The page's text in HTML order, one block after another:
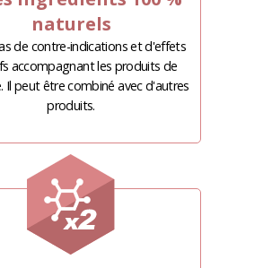
naturels
de contre-indications et d'effets
accompagnant les produits de
Il peut être combiné avec d'autres
produits.